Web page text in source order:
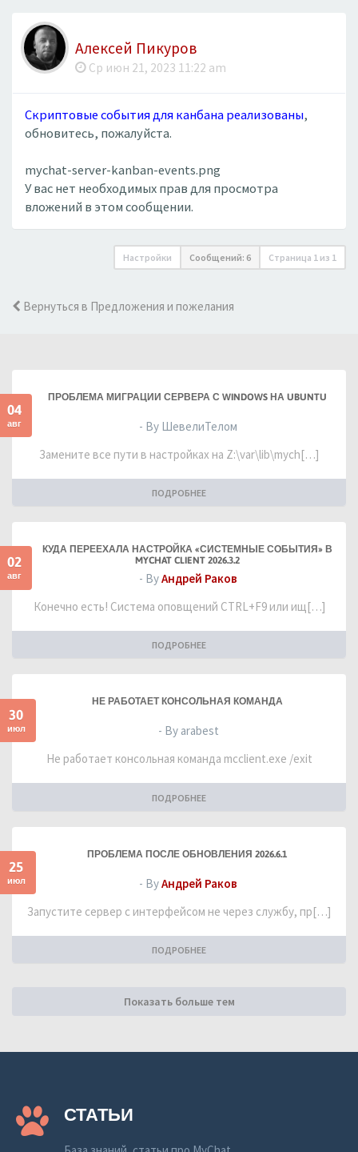
Алексей Пикуров
Ср июн 21, 2023 11:22 am
Скриптовые события для канбана реализованы,
обновитесь, пожалуйста.
mychat-server-kanban-events.png
У вас нет необходимых прав для просмотра
вложений в этом сообщении.
Настройки Сообщений: 6 Страница 1 из 1
Вернуться в Предложения и пожелания
04
авг
ПРОБЛЕМА МИГРАЦИИ СЕРВЕРА С WINDOWS НА UBUNTU
- By ШевелиТелом
Замените все пути в настройках на Z:\var\lib\mych[…]
ПОДРОБНЕЕ
02
авг
КУДА ПЕРЕЕХАЛА НАСТРОЙКА «СИСТЕМНЫЕ СОБЫТИЯ» В
MYCHAT CLIENT 2026.3.2
- ByАндрей Раков
Конечно есть! Система оповщений CTRL+F9 или ищ[…]
ПОДРОБНЕЕ
30
июл
НЕ РАБОТАЕТ КОНСОЛЬНАЯ КОМАНДА
- By arabest
Не работает консольная команда mcclient.exe /exit
ПОДРОБНЕЕ
25
июл
ПРОБЛЕМА ПОСЛЕ ОБНОВЛЕНИЯ 2026.6.1
- ByАндрей Раков
Запустите сервер с интерфейсом не через службу, пр[…]
ПОДРОБНЕЕ
Показать больше тем
СТАТЬИ